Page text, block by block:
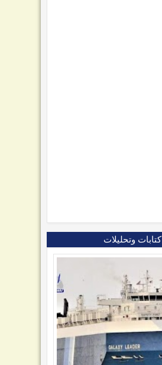
كتابات وتحليلات